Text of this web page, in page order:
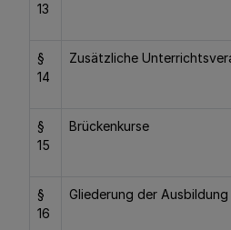
13
§
14
Zusätzliche
§
15
Brückenkurse
§
16
Gliederung der Ausbildung